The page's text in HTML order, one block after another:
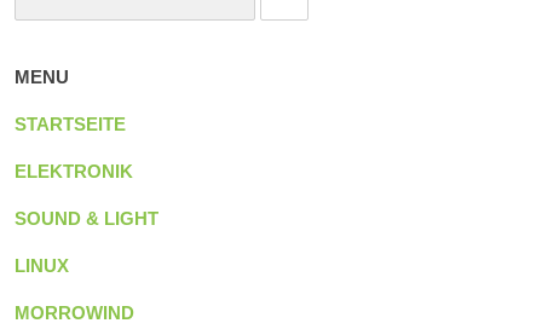
MENU
STARTSEITE
ELEKTRONIK
SOUND & LIGHT
LINUX
MORROWIND